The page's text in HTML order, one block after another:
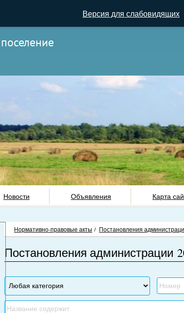
Версия для слабовидящих
Новости Объявления Карта
Нормативно-правовые акты / Постановления
Постановления администрации